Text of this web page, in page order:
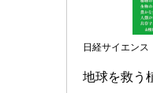
日経サイエンス
地球を救う